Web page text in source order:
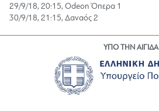
29/9/18, 20:15, Odeon Όπερα 1
30/9/18, 21:15, Δαναός 2
ΥΠΟ ΤΗΝ ΑΙΓΙΔΑ